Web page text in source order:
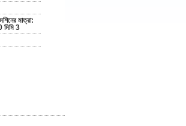
মাত্রা:
3